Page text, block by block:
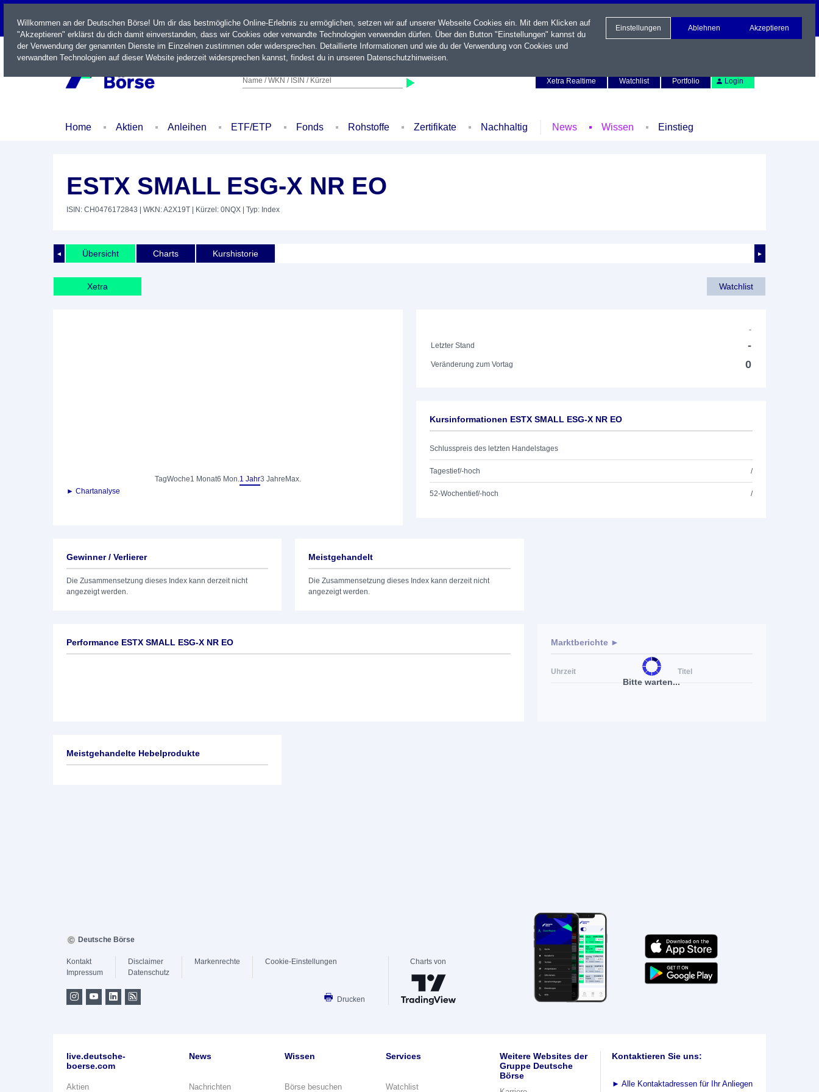
LIVE
Name / WKN / ISIN / Kürzel
Xetra Realtime
Watchlist Portfolio Login
Home Aktien Anleihen ETF/ETP Fonds Rohstoffe Zertifikate Nachhaltig News Wissen Einstieg
ESTX SMALL ESG-X NR EO
ISIN: CH0476172843 | WKN: A2X19T | Kürzel: 0NQX | Typ: Index
◄ ►
Übersicht Charts Kurshistorie
Xetra Watchlist
TagWoche1 Monat6 Mon.1 Jahr3 Jahre Max.
► Chartanalyse
-
Letzter Stand
-
Veränderung zum Vortag 0
Kursinformationen ESTX SMALL ESG-X NR EO
Schlusspreis des letzten Handelstages
Tagestief/-hoch /
52-Wochentief/-hoch /
Gewinner / Verlierer
Die Zusammensetzung dieses Index kann derzeit nicht
angezeigt werden.
Meistgehandelt
Die Zusammensetzung dieses Index kann derzeit nicht
angezeigt werden.
Performance ESTX SMALL ESG-X NR EO
Bitte warten...
Marktberichte ►
Uhrzeit Titel
Meistgehandelte Hebelprodukte
Willkommen an der Deutschen Börse! Um dir das bestmögliche Online-Erlebnis zu ermöglichen, setzen wir auf unserer Webseite Cookies ein. Mit dem Klicken auf
"Akzeptieren" erklärst du dich damit einverstanden, dass wir Cookies oder verwandte Technologien verwenden dürfen. Über den Button "Einstellungen" kannst du
der Verwendung der genannten Dienste im Einzelnen zustimmen oder widersprechen. Detaillierte Informationen und wie du der Verwendung von Cookies und
verwandten Technologien auf dieser Website jederzeit widersprechen kannst, findest du in unseren Datenschutzhinweisen.
Einstellungen Ablehnen Akzeptieren
Deutsche Börse
Kontakt
Impressum
Disclaimer
Datenschutz
Markenrechte Cookie-Einstellungen
Drucken
Charts von
live.deutsche-
boerse.com
Aktien
News
Nachrichten
Wissen
Börse besuchen
Services
Watchlist
Weitere Websites der
Gruppe Deutsche
Börse
Kontaktieren Sie uns:
► Alle Kontaktadressen für Ihr Anliegen